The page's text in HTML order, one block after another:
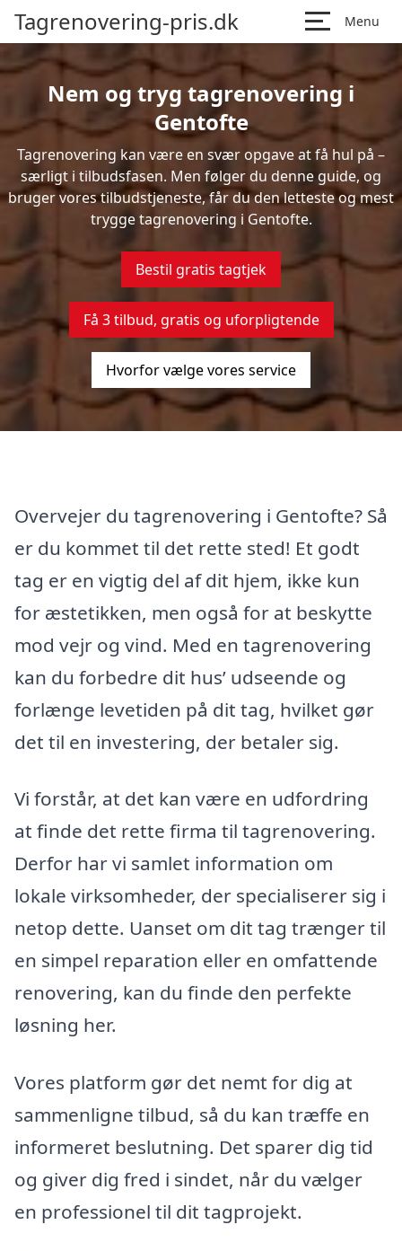
Tagrenovering-pris.dk Menu
Nem og tryg tagrenovering i
Gentofte
Tagrenovering kan være en svær opgave at få hul på –
særligt i tilbudsfasen. Men følger du denne guide, og
bruger vores tilbudstjeneste, får du den letteste og mest
trygge tagrenovering i Gentofte.
Bestil gratis tagtjek
Få 3 tilbud, gratis og uforpligtende
Hvorfor vælge vores service
Overvejer du tagrenovering i Gentofte? Så
er du kommet til det rette sted! Et godt
tag er en vigtig del af dit hjem, ikke kun
for æstetikken, men også for at beskytte
mod vejr og vind. Med en tagrenovering
kan du forbedre dit hus’ udseende og
forlænge levetiden på dit tag, hvilket gør
det til en investering, der betaler sig.
Vi forstår, at det kan være en udfordring
at finde det rette firma til tagrenovering.
Derfor har vi samlet information om
lokale virksomheder, der specialiserer sig i
netop dette. Uanset om dit tag trænger til
en simpel reparation eller en omfattende
renovering, kan du finde den perfekte
løsning her.
Vores platform gør det nemt for dig at
sammenligne tilbud, så du kan træffe en
informeret beslutning. Det sparer dig tid
og giver dig fred i sindet, når du vælger
en professionel til dit tagprojekt.